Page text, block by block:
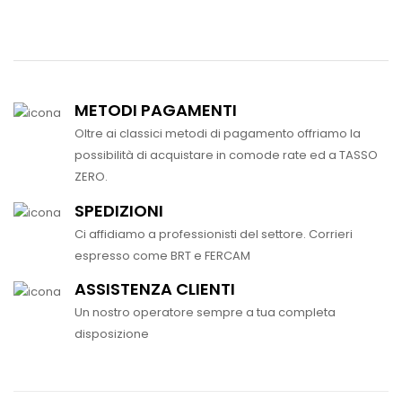
METODI PAGAMENTI
Oltre ai classici metodi di pagamento offriamo la
possibilità di acquistare in comode rate ed a TASSO
ZERO.
SPEDIZIONI
Ci affidiamo a professionisti del settore. Corrieri
espresso come BRT e FERCAM
ASSISTENZA CLIENTI
Un nostro operatore sempre a tua completa
disposizione